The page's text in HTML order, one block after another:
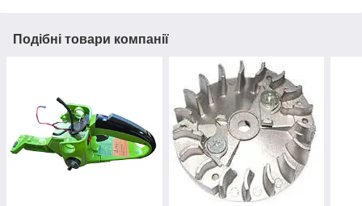
Подібні товари компанії